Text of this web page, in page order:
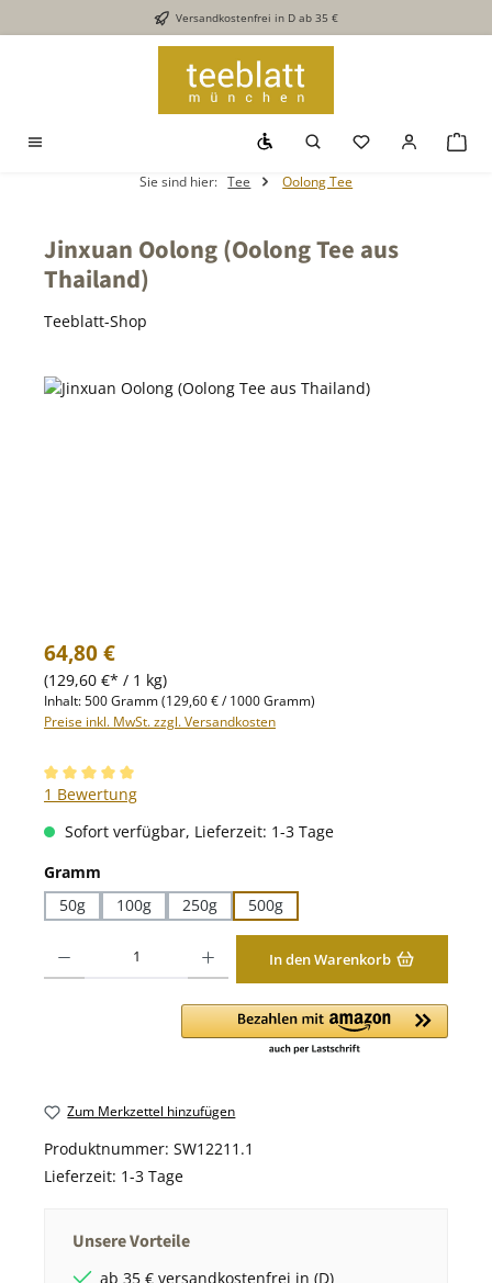
Zum Hauptinhalt springenVersandkostenfrei in D ab 35 €
Werkzeugleiste anzeigen
Du hast 0
Sie sind hier: Tee Oolong Tee
Jinxuan Oolong (Oolong Tee aus
Thailand)
Teeblatt-Shop
Bildergalerie überspringen
Regulärer Preis:
64,80 €
(129,60 €* / 1 kg)
Inhalt:500 Gramm(129,60 € / 1000 Gramm)
Preise inkl. MwSt. zzgl. Versandkosten
Durchschnittliche Bewertung von 5 von 5 Sternen
1 Bewertung
Sofort verfügbar, Lieferzeit: 1-3 Tage
Gramm
50g
100g 250g 500g
In den Warenkorb
Zum Merkzettel hinzufügen
Produktnummer: SW12211.1
Lieferzeit: 1-3 Tage
Unsere Vorteile
ab 35 € versandkostenfrei in (D)